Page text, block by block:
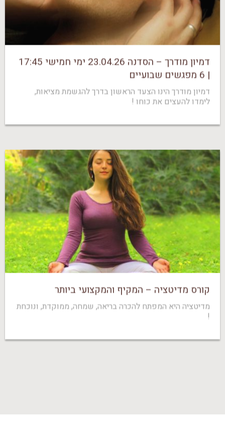
דמיון מודרך – הסדנה 23.04.26 ימי חמישי 17:45
| 6 מפגשים שבועיים
דמיון מודרך הינו הצעד הראשון בדרך להגשמת מציאות,
לימדו להעצים את כוחו !
קורס מדיטציה – המקיף והמקצועי ביותר
מדיטציה היא המפתח להכרה בריאה, שמחה, ממוקדת, ונוכחת
!